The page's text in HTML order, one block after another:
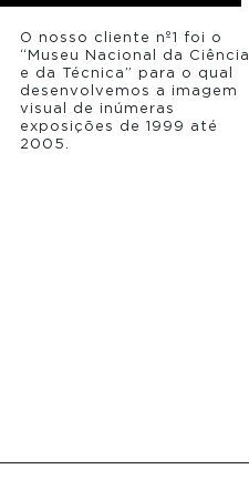
O nosso cliente nº1 foi o
“Museu Nacional da Ciência
e da Técnica” para o qual
desenvolvemos a imagem
visual de inúmeras
exposições de 1999 até
2005.